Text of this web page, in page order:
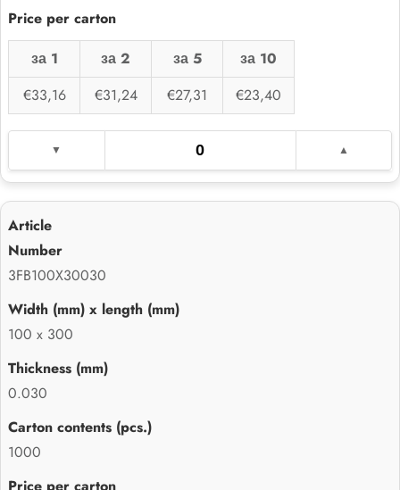
за 1 за 2 за 5
за 10
€33,16
€31,24 €27,31 €23,40
3FB100X30030
100 x 300
0.030
1000